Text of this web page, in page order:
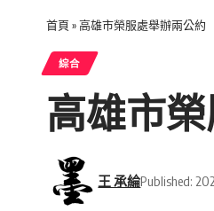
首頁 »高雄市榮服處舉辦兩公
綜合
高雄市
王 承綸Published: